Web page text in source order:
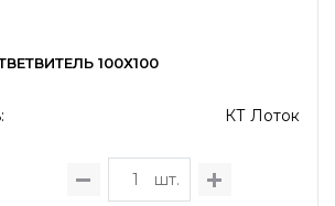
100Х100
КТ Лоток
шт.